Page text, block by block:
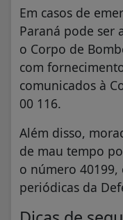
Em casos de
Paraná pode ser
o Corpo de
com
comunicados à
00 116.
Além disso,
de mau tempo
o número
periódicas da